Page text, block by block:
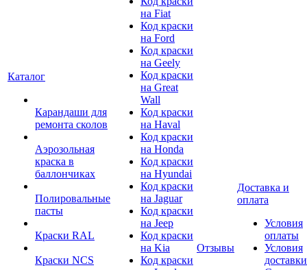
Каталог
Карандаши для
ремонта сколов
Аэрозольная
краска в
баллончиках
Полировальные
пасты
Краски RAL
Краски NCS
на Fiat
Код краски
на Ford
Код краски
на Geely
Код краски
на Great
Wall
Код краски
на Haval
Код краски
на Honda
Код краски
на Hyundai
Код краски
на Jaguar
Код краски
на Jeep
Код краски
на Kia
Код краски
Отзывы
Доставка и
оплата
Условия
оплаты
Условия
доставки